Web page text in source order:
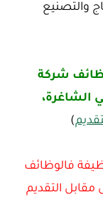
والتصنيع
وظائف شركة
الشاغرة،
)
فالوظائف
مقابل التقديم